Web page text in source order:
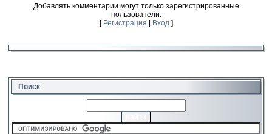
Добавлять комментарии могут только зарегистрированные
пользователи.
[ Регистрация Вход]
Поиск